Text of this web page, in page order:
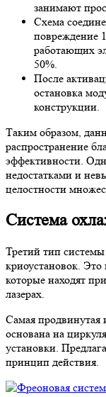
занимают
Схема
повреждение
работающих
50%.
После
остановка
конструкции.
Таким образом,
распространение
эффективности.
недостатками и
целостности
Система
Третий тип
криоустановок.
которые находят
лазерах.
Самая продвинутая
основана на
установки.
принцип действия.